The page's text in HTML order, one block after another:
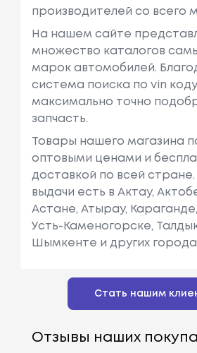
производителей со всего
На нашем сайте
множество каталогов
марок автомобилей.
система поиска по vin
максимально точно
запчасть.
Товары нашего магазина
оптовыми ценами и
доставкой по всей
выдачи есть в Актау,
Астане, Атырау,
Усть-Каменогорске,
Шымкенте и других
Стать нашим
Отзывы наших